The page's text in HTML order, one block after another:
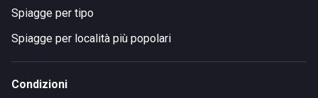
Spiagge per tipo
Spiagge per località più popolari
Condizioni